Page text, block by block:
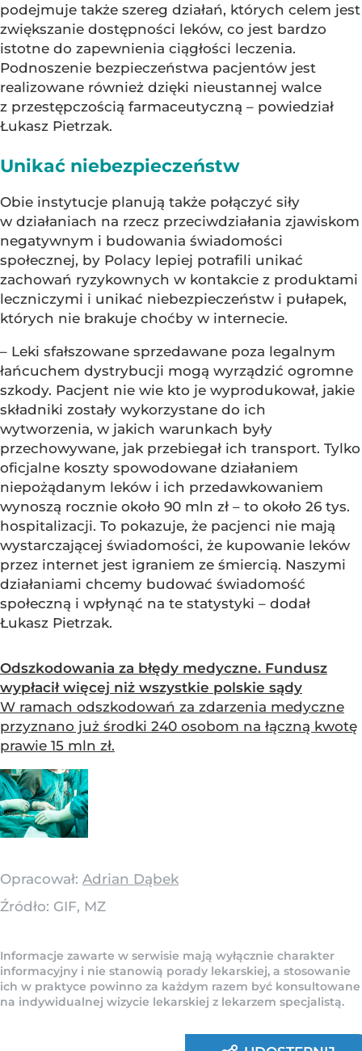
podejmuje także szereg działań, których celem jest
zwiększanie dostępności leków, co jest bardzo
istotne do zapewnienia ciągłości leczenia.
Podnoszenie bezpieczeństwa pacjentów jest
realizowane również dzięki nieustannej walce
z przestępczością farmaceutyczną – powiedział
Łukasz Pietrzak.
Unikać niebezpieczeństw
Obie instytucje planują także połączyć siły
w działaniach na rzecz przeciwdziałania zjawiskom
negatywnym i budowania świadomości
społecznej, by Polacy lepiej potrafili unikać
zachowań ryzykownych w kontakcie z produktami
leczniczymi i unikać niebezpieczeństw i pułapek,
których nie brakuje choćby w internecie.
– Leki sfałszowane sprzedawane poza legalnym
łańcuchem dystrybucji mogą wyrządzić ogromne
szkody. Pacjent nie wie kto je wyprodukował, jakie
składniki zostały wykorzystane do ich
wytworzenia, w jakich warunkach były
przechowywane, jak przebiegał ich transport. Tylko
oficjalne koszty spowodowane działaniem
niepożądanym leków i ich przedawkowaniem
wynoszą rocznie około 90 mln zł – to około 26 tys.
hospitalizacji. To pokazuje, że pacjenci nie mają
wystarczającej świadomości, że kupowanie leków
przez internet jest igraniem ze śmiercią. Naszymi
działaniami chcemy budować świadomość
społeczną i wpłynąć na te statystyki – dodał
Łukasz Pietrzak.
Odszkodowania za błędy medyczne. Fundusz
wypłacił więcej niż wszystkie polskie sądy
W ramach odszkodowań za zdarzenia medyczne
przyznano już środki 240 osobom na łączną kwotę
prawie 15 mln zł.
Opracował: Adrian Dąbek
Źródło: GIF, MZ
Informacje zawarte w serwisie mają wyłącznie charakter
informacyjny i nie stanowią porady lekarskiej, a stosowanie
ich w praktyce powinno za każdym razem być konsultowane
na indywidualnej wizycie lekarskiej z lekarzem specjalistą.